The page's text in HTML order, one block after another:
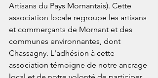
Artisans du Pays Mornantais). Cette
association locale regroupe les artisans
et commerçants de Mornant et des
communes environnantes, dont
Chassagny. L'adhésion à cette
association témoigne de notre ancrage